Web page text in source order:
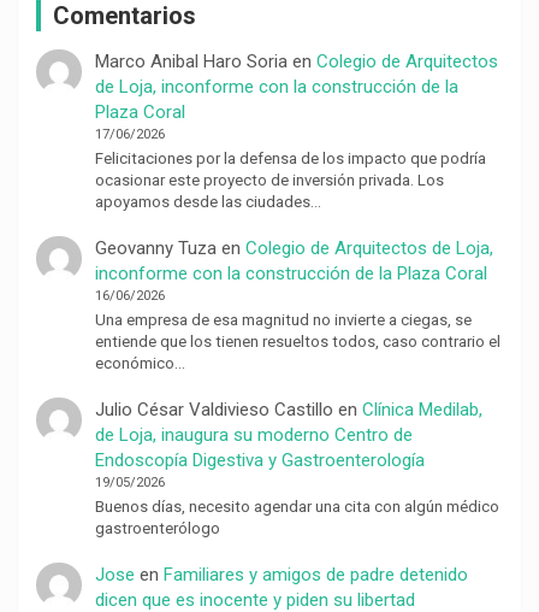
Comentarios
Marco Anibal Haro Soria en Colegio de Arquitectos
de Loja, inconforme con la construcción de la
Plaza Coral
17/06/2026
Felicitaciones por la defensa de los impacto que podría
ocasionar este proyecto de inversión privada. Los
apoyamos desde las ciudades…
Geovanny Tuzaen Colegio de Arquitectos de Loja,
inconforme con la construcción de la Plaza Coral
16/06/2026
Una empresa de esa magnitud no invierte a ciegas, se
entiende que los tienen resueltos todos, caso contrario el
económico…
Julio César Valdivieso Castillo en Clínica Medilab,
de Loja, inaugura su moderno Centro de
Endoscopía Digestiva y Gastroenterología
19/05/2026
Buenos días, necesito agendar una cita con algún médico
gastroenterólogo
Jose en Familiares y amigos de padre detenido
dicen que es inocente y piden su libertad